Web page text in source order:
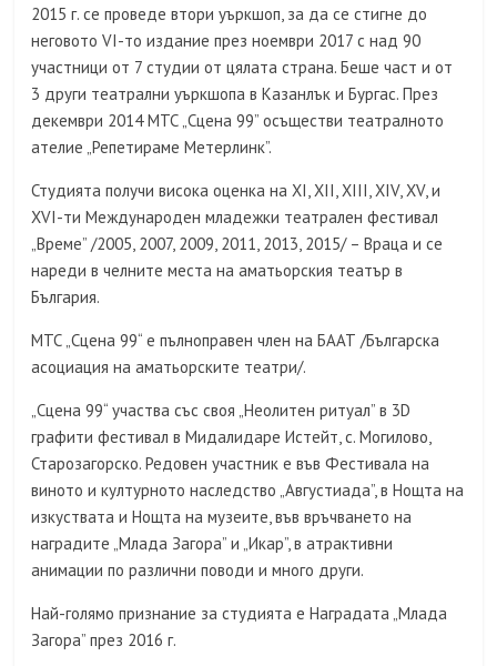
2015 г. се проведе втори уъркшоп, за да се стигне до
неговото VІ-то издание през ноември 2017 с над 90
участници от 7 студии от цялата страна. Беше част и от
3 други театрални уъркшопа в Казанлък и Бургас. През
декември 2014 МТС „Сцена 99” осъществи театралното
ателие „Репетираме Метерлинк”.
Студията получи висока оценка на ХІ, ХІІ, ХІІІ, ХІV, ХV, и
ХVІ-ти Международен младежки театрален фестивал
„Време” /2005, 2007, 2009, 2011, 2013, 2015/ – Враца и се
нареди в челните места на аматьорския театър в
България.
МТС „Сцена 99“ е пълноправен член на БААТ /Българска
асоциация на аматьорските театри/.
„Сцена 99“ участва със своя „Неолитен ритуал” в 3D
графити фестивал в Мидалидаре Истейт, с. Могилово,
Старозагорско. Редовен участник е във Фестивала на
виното и културното наследство „Августиада”, в Нощта на
изкуствата и Нощта на музеите, във връчването на
наградите „Млада Загора” и „Икар”, в атрактивни
анимации по различни поводи и много други.
Най-голямо признание за студията е Наградата „Млада
Загора” през 2016 г.